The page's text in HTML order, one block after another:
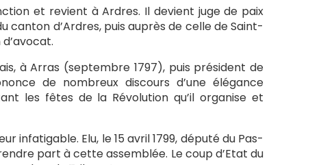
et revient à Ardres. Il devient juge de paix
canton d’Ardres, puis auprès de celle de Saint-
à Arras (septembre 1797), puis président de
de nombreux discours d’une élégance
les fêtes de la Révolution qu’il organise et
infatigable. Elu, le 15 avril 1799, député du Pas-
part à cette assemblée. Le coup d’Etat du